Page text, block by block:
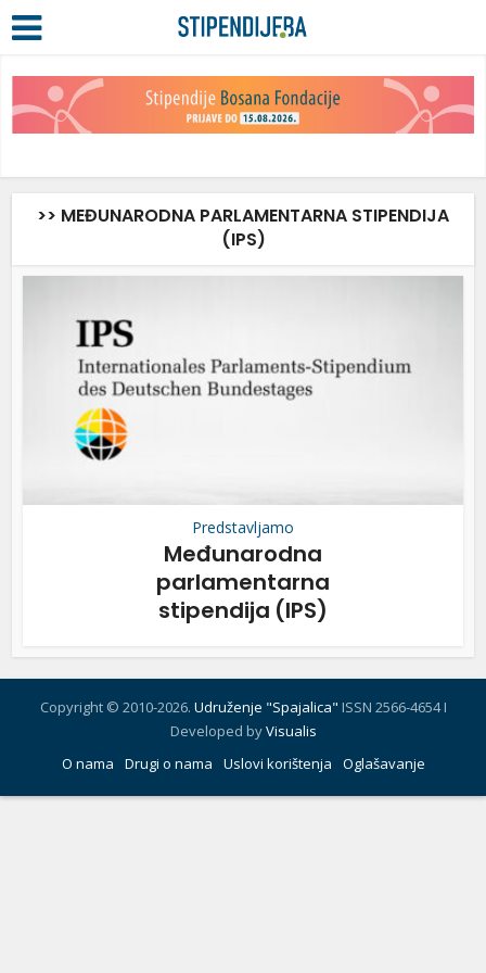
>> MEĐUNARODNA PARLAMENTARNA STIPENDIJA
(IPS)
Predstavljamo
Međunarodna
parlamentarna
stipendija (IPS)
Copyright © 2010-2026. Udruženje "Spajalica" ISSN 2566-4654 I
Developed byVisualis
O nama
Drugi o nama Uslovi korištenja Oglašavanje